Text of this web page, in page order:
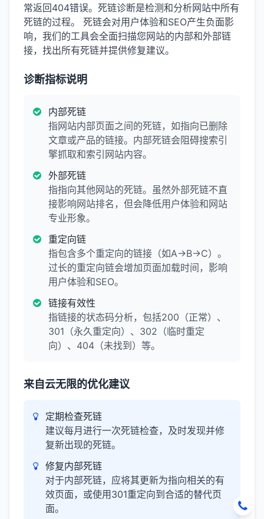
常返回404错误。死链诊断是检测和分析网站中所有
死链的过程。 死链会对用户体验和SEO产生负面影
响，我们的工具会全面扫描您网站的内部和外部链
接，找出所有死链并提供修复建议。
诊断指标说明
内部死链
指网站内部页面之间的死链，如指向已删除
文章或产品的链接。内部死链会阻碍搜索引
擎抓取和索引网站内容。
外部死链
指指向其他网站的死链。虽然外部死链不直
接影响网站排名，但会降低用户体验和网站
专业形象。
重定向链
指包含多个重定向的链接（如A→B→C）。
过长的重定向链会增加页面加载时间，影响
用户体验和SEO。
链接有效性
指链接的状态码分析，包括200（正常）、
301（永久重定向）、302（临时重定
向）、404（未找到）等。
来自云无限的优化建议
定期检查死链
建议每月进行一次死链检查，及时发现并修
复新出现的死链。
修复内部死链
对于内部死链，应将其更新为指向相关的有
效页面，或使用301重定向到合适的替代页
面。